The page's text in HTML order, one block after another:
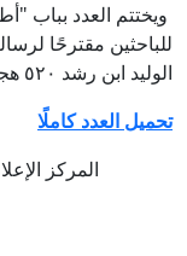
ويختتم العدد بباب
للباحثين مقترحًا
الوليد ابن رشد ٥٢٠ هجريًّا".
تحميل العدد كاملًا
المركز